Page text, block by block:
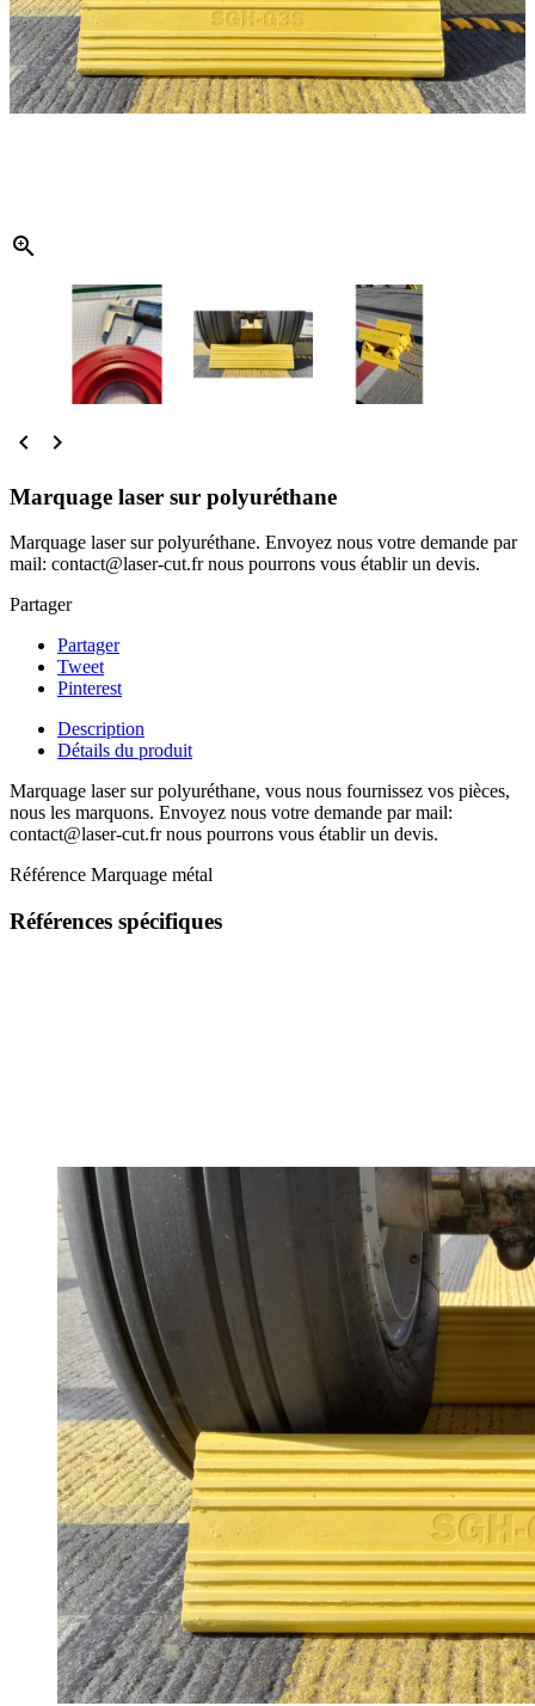

 
Marquage laser sur polyuréthane
Marquage laser sur polyuréthane. Envoyez nous votre demande par
mail: contact@laser-cut.fr nous pourrons vous établir un devis.
Partager
Partager
Tweet
Pinterest
Description
Détails du produit
Marquage laser sur polyuréthane, vous nous fournissez vos pièces,
nous les marquons. Envoyez nous votre demande par mail:
contact@laser-cut.fr nous pourrons vous établir un devis.
Référence Marquage métal
Références spécifiques